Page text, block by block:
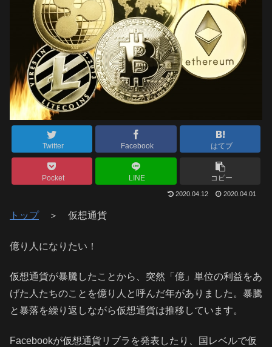
Twitter Facebook はてブ
Pocket LINE コピー
2020.04.12 2020.04.01
トップ＞ 仮想通貨
億り人になりたい！
仮想通貨が暴騰したことから、突然「億」単位の利益をあ
げた人たちのことを億り人と呼んだ年がありました。暴騰
と暴落を繰り返しながら仮想通貨は推移しています。
Facebookが仮想通貨リブラを発表したり、国レベルで仮